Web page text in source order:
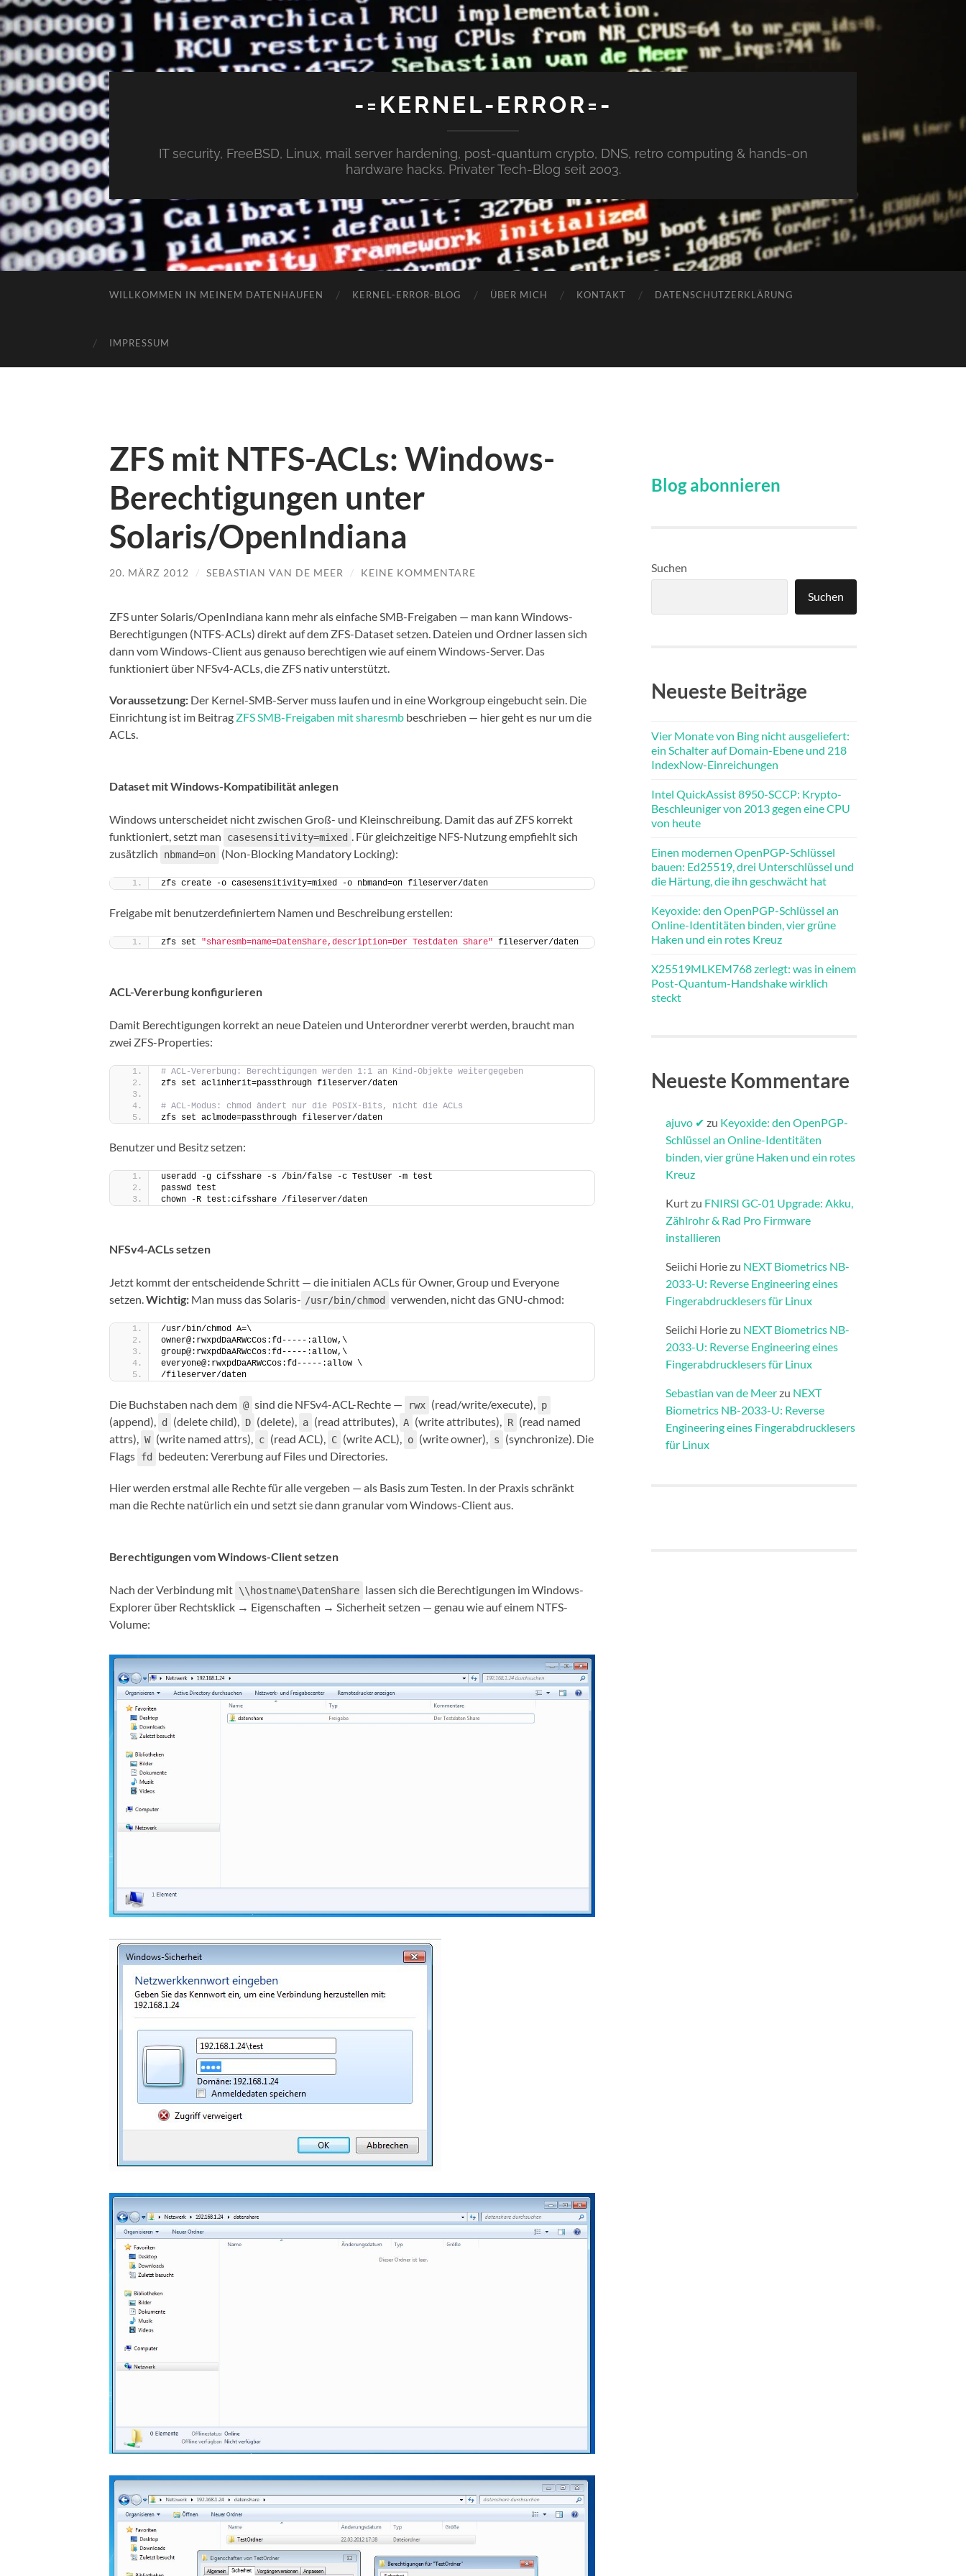
-=KERNEL-ERROR=-
IT security, FreeBSD, Linux, mail server hardening, post-quantum crypto, DNS, retro computing & hands-on
hardware hacks. Privater Tech-Blog seit 2003.
WILLKOMMEN IN MEINEM DATENHAUFEN KERNEL-ERROR-BLOG ÜBER MICH KONTAKT DATENSCHUTZERKLÄRUNG
IMPRESSUM
ZFS mit NTFS-ACLs: Windows-
Berechtigungen unter
Solaris/OpenIndiana
20. MÄRZ 2012 / SEBASTIAN VAN DE MEER / KEINE KOMMENTARE
ZFS unter Solaris/OpenIndiana kann mehr als einfache SMB-Freigaben — man kann Windows-
Berechtigungen (NTFS-ACLs) direkt auf dem ZFS-Dataset setzen. Dateien und Ordner lassen sich
dann vom Windows-Client aus genauso berechtigen wie auf einem Windows-Server. Das
funktioniert über NFSv4-ACLs, die ZFS nativ unterstützt.
Voraussetzung: Der Kernel-SMB-Server muss laufen und in eine Workgroup eingebucht sein. Die
Einrichtung ist im Beitrag ZFS SMB-Freigaben mit sharesmb beschrieben — hier geht es nur um die
ACLs.
Dataset mit Windows-Kompatibilität anlegen
Windows unterscheidet nicht zwischen Groß- und Kleinschreibung. Damit das auf ZFS korrekt
funktioniert, setzt man
casesensitivity=mixed
. Für gleichzeitige NFS-Nutzung empfiehlt sich
zusätzlich
nbmand=on (Non-Blocking Mandatory Locking):
zfs create -o casesensitivity=mixed -o nbmand=on fileserver/daten
Freigabe mit benutzerdefiniertem Namen und Beschreibung erstellen:
zfs set "sharesmb=name=DatenShare,description=Der Testdaten Share" fileserver/daten
ACL-Vererbung konfigurieren
Damit Berechtigungen korrekt an neue Dateien und Unterordner vererbt werden, braucht man
zwei ZFS-Properties:
# ACL-Vererbung: Berechtigungen werden 1:1 an Kind-Objekte weitergegeben
zfs set aclinherit=passthrough fileserver/daten
# ACL-Modus: chmod ändert nur die POSIX-Bits, nicht die ACLs
zfs set aclmode=passthrough fileserver/daten
Benutzer und Besitz setzen:
useradd -g cifsshare -s /bin/false -c TestUser -m test
passwd test
chown -R test:cifsshare /fileserver/daten
NFSv4-ACLs setzen
Jetzt kommt der entscheidende Schritt — die initialen ACLs für Owner, Group und Everyone
setzen. Wichtig: Man muss das Solaris- /usr/bin/chmod verwenden, nicht das GNU-chmod:
/usr/bin/chmod A=\
owner@:rwxpdDaARWcCos:fd-----:allow,\
group@:rwxpdDaARWcCos:fd-----:allow,\
everyone@:rwxpdDaARWcCos:fd-----:allow \
/fileserver/daten
Die Buchstaben nach dem @ sind die NFSv4-ACL-Rechte — rwx (read/write/execute), p
(append), d (delete child), D (delete), a (read attributes), A (write attributes), R (read named
attrs),
W (write named attrs), c (read ACL), C (write ACL), o (write owner), s
(synchronize). Die
Flags fd bedeuten: Vererbung auf Files und Directories.
Hier werden erstmal alle Rechte für alle vergeben — als Basis zum Testen. In der Praxis schränkt
man die Rechte natürlich ein und setzt sie dann granular vom Windows-Client aus.
Berechtigungen vom Windows-Client setzen
Nach der Verbindung mit \\hostname\DatenShare lassen sich die Berechtigungen im Windows-
Explorer über Rechtsklick → Eigenschaften → Sicherheit setzen — genau wie auf einem NTFS-
Volume:
Blog abonnieren
Suchen
Suchen
Neueste Beiträge
Vier Monate von Bing nicht ausgeliefert:
ein Schalter auf Domain-Ebene und 218
IndexNow-Einreichungen
Intel QuickAssist 8950-SCCP: Krypto-
Beschleuniger von 2013 gegen eine CPU
von heute
Einen modernen OpenPGP-Schlüssel
bauen: Ed25519, drei Unterschlüssel und
die Härtung, die ihn geschwächt hat
Keyoxide: den OpenPGP-Schlüssel an
Online-Identitäten binden, vier grüne
Haken und ein rotes Kreuz
X25519MLKEM768 zerlegt: was in einem
Post-Quantum-Handshake wirklich
steckt
Neueste Kommentare
ajuvo ✔ zu Keyoxide: den OpenPGP-
Schlüssel an Online-Identitäten
binden, vier grüne Haken und ein rotes
Kreuz
Kurtzu FNIRSI GC-01 Upgrade: Akku,
Zählrohr & Rad Pro Firmware
installieren​
Seiichi Horiezu NEXT Biometrics NB-
2033-U: Reverse Engineering eines
Fingerabdrucklesers für Linux
Seiichi Horiezu NEXT Biometrics NB-
2033-U: Reverse Engineering eines
Fingerabdrucklesers für Linux
Sebastian van de Meerzu NEXT
Biometrics NB-2033-U: Reverse
Engineering eines Fingerabdrucklesers
für Linux